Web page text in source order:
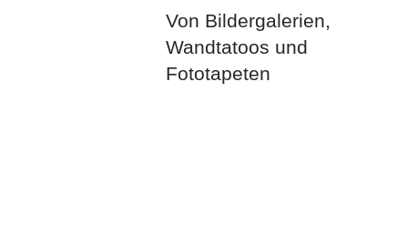
Von Bildergalerien,
Wandtatoos und
Fototapeten